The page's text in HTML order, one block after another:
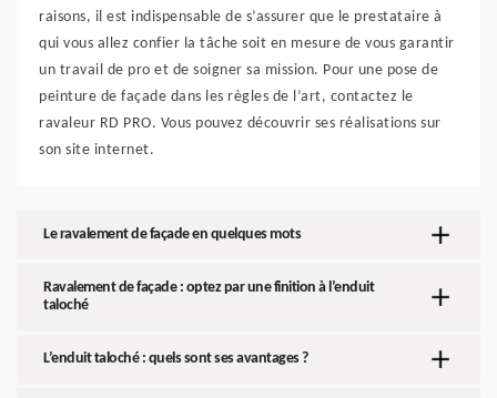
raisons, il est indispensable de s’assurer que le prestataire à
qui vous allez confier la tâche soit en mesure de vous garantir
un travail de pro et de soigner sa mission. Pour une pose de
peinture de façade dans les règles de l’art, contactez le
ravaleur RD PRO. Vous pouvez découvrir ses réalisations sur
son site internet.
Le ravalement de façade en quelques mots
Ravalement de façade : optez par une finition à l’enduit
taloché
L’enduit taloché : quels sont ses avantages ?